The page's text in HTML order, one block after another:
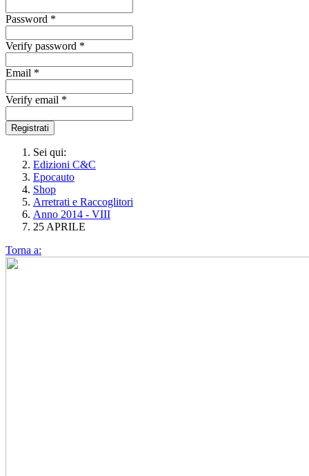
Password *
Verify password *
Email *
Verify email *
Registrati
Sei qui:
Edizioni C&C
Epocauto
Shop
Arretrati e Raccoglitori
Anno 2014 - VIII
25 APRILE
Torna a: